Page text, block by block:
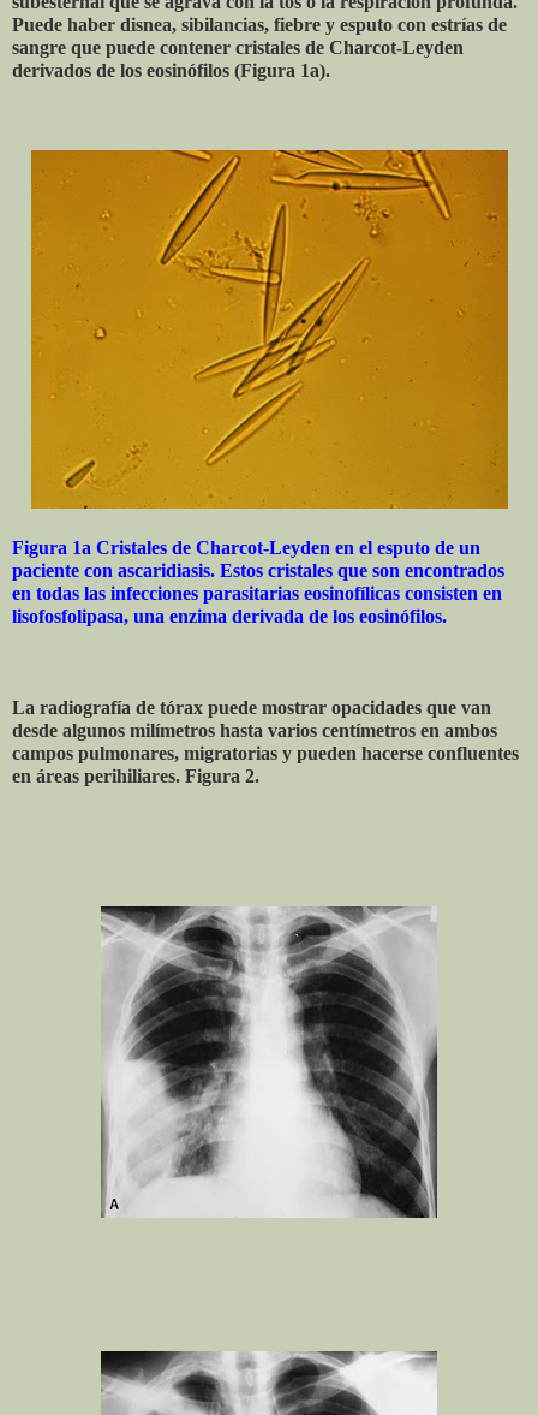
Puede haber disnea, sibilancias, fiebre y esputo con estrías de
sangre que puede contener cristales de Charcot-Leyden
derivados de los eosinófilos (Figura 1a).
Figura 1a Cristales de Charcot-Leyden en el esputo de un
paciente con ascaridiasis. Estos cristales que son encontrados
en todas las infecciones parasitarias eosinofílicas consisten en
lisofosfolipasa, una enzima derivada de los eosinófilos.
La radiografía de tórax puede mostrar opacidades que van
desde algunos milímetros hasta varios centímetros en ambos
campos pulmonares, migratorias y pueden hacerse confluentes
en áreas perihiliares. Figura 2.